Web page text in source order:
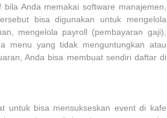
Anda memakai software manajemen,
bisa digunakan untuk mengelola
mengelola payroll (pembayaran gaji),
menu yang tidak menguntungkan atau
Anda bisa membuat sendiri daftar di
untuk bisa mensukseskan event di kafe